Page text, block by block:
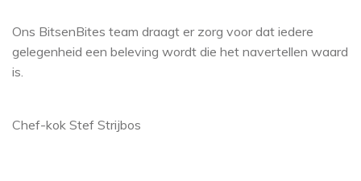
Ons BitsenBites team draagt er zorg voor dat iedere
gelegenheid een beleving wordt die het navertellen waard
is.
Chef-kok Stef Strijbos